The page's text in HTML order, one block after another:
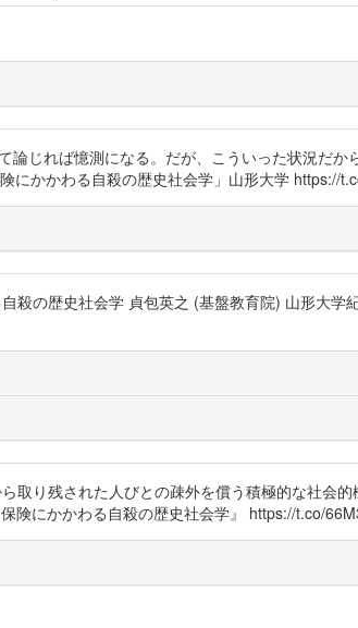
じれば憶測になる。だが、こういった状況だ
にかかわる自殺の歴史社会学」山形大学 https://
の歴史社会学 貞包英之 (基盤教育院) 山形大学
取り残された人びとの疎外を償う積極的な社会
険にかかわる自殺の歴史社会学』 https://t.co/